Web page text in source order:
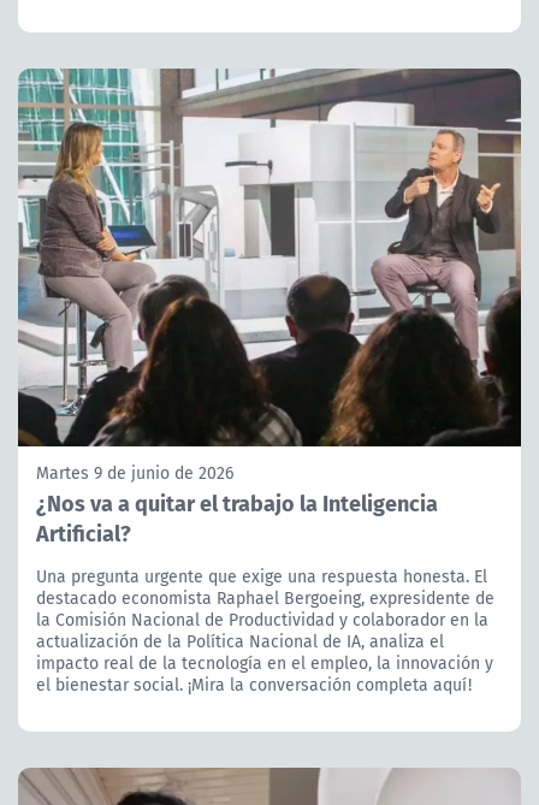
Martes 9 de junio de 2026
¿Nos va a quitar el trabajo la Inteligencia
Artificial?
Una pregunta urgente que exige una respuesta honesta. El
destacado economista Raphael Bergoeing, expresidente de
la Comisión Nacional de Productividad y colaborador en la
actualización de la Política Nacional de IA, analiza el
impacto real de la tecnología en el empleo, la innovación y
el bienestar social. ¡Mira la conversación completa aquí!